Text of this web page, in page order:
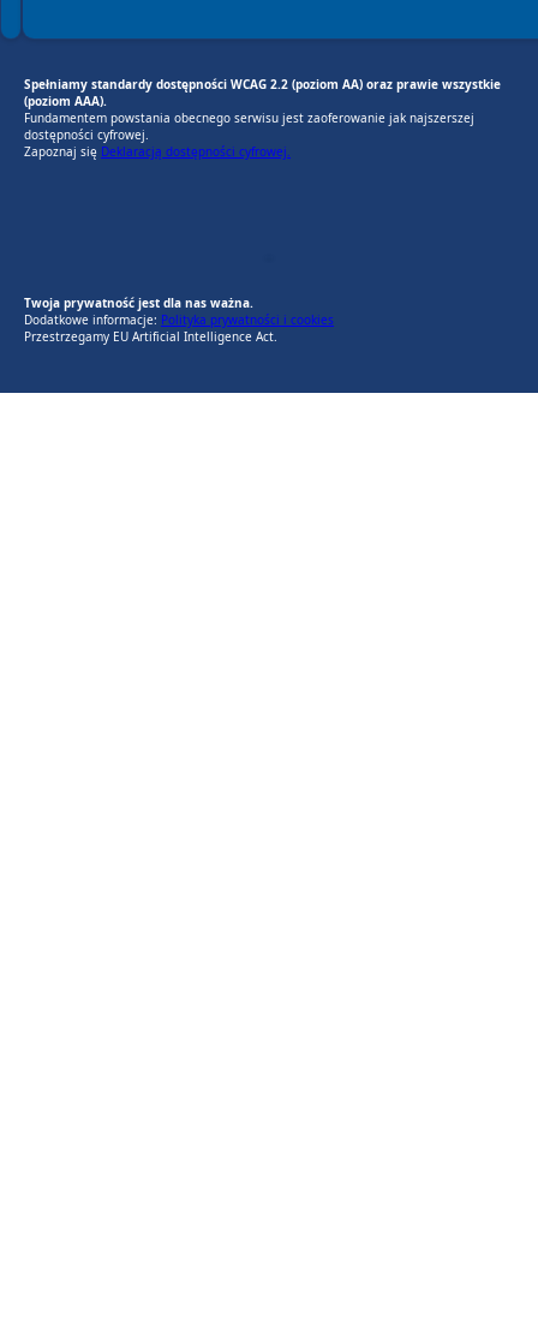
Spełniamy standardy dostępności WCAG 2.2 (poziom AA) oraz prawie wszystkie
(poziom AAA).
Fundamentem powstania obecnego serwisu jest zaoferowanie jak najszerszej
dostępności cyfrowej.
Zapoznaj się Deklaracją dostępności cyfrowej.
Twoja prywatność jest dla nas ważna.
Dodatkowe informacje: Polityka prywatności i cookies
Przestrzegamy EU Artificial Intelligence Act.